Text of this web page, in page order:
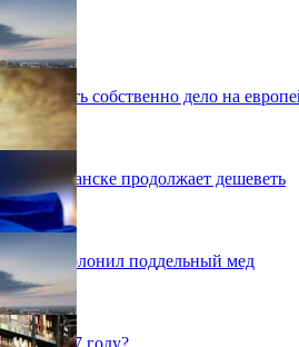
открыть собственно дело на
и Луганске продолжает дешеветь
заполонил поддельный мед